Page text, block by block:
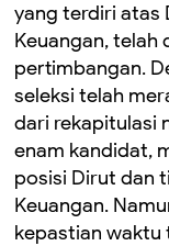
yang terdiri atas
Keuangan, telah
pertimbangan.
seleksi telah
dari rekapitulasi
enam kandidat,
posisi Dirut dan
Keuangan.
kepastian waktu